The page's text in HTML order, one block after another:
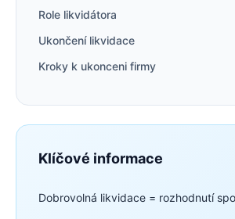
Role likvidátora
Ukončení likvidace
Kroky k ukonceni firmy
Klíčové informace
Dobrovolná likvidace = rozhodnutí